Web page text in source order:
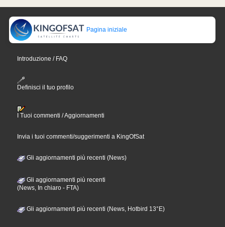
Pagina iniziale
Introduzione / FAQ
Definisci il tuo profilo
I Tuoi commenti / Aggiornamenti
Invia i tuoi commenti/suggerimenti a KingOfSat
Gli aggiornamenti più recenti (News)
Gli aggiornamenti più recenti
(News, In chiaro - FTA)
Gli aggiornamenti più recenti (News, Hotbird 13°E)